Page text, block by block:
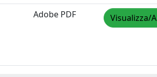
Adobe PDF Visualizza/